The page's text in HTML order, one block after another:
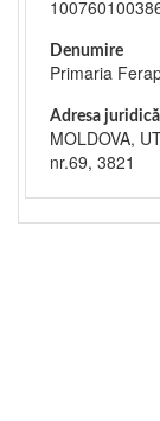
Denumire
Primaria
Adresa juridică
MOLDOVA,
nr.69, 3821